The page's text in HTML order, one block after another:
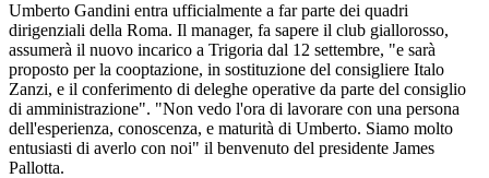
Umberto Gandini entra ufficialmente a far parte dei quadri
dirigenziali della Roma. Il manager, fa sapere il club giallorosso,
assumerà il nuovo incarico a Trigoria dal 12 settembre, "e sarà
proposto per la cooptazione, in sostituzione del consigliere Italo
Zanzi, e il conferimento di deleghe operative da parte del consiglio
di amministrazione". "Non vedo l'ora di lavorare con una persona
dell'esperienza, conoscenza, e maturità di Umberto. Siamo molto
entusiasti di averlo con noi" il benvenuto del presidente James
Pallotta.